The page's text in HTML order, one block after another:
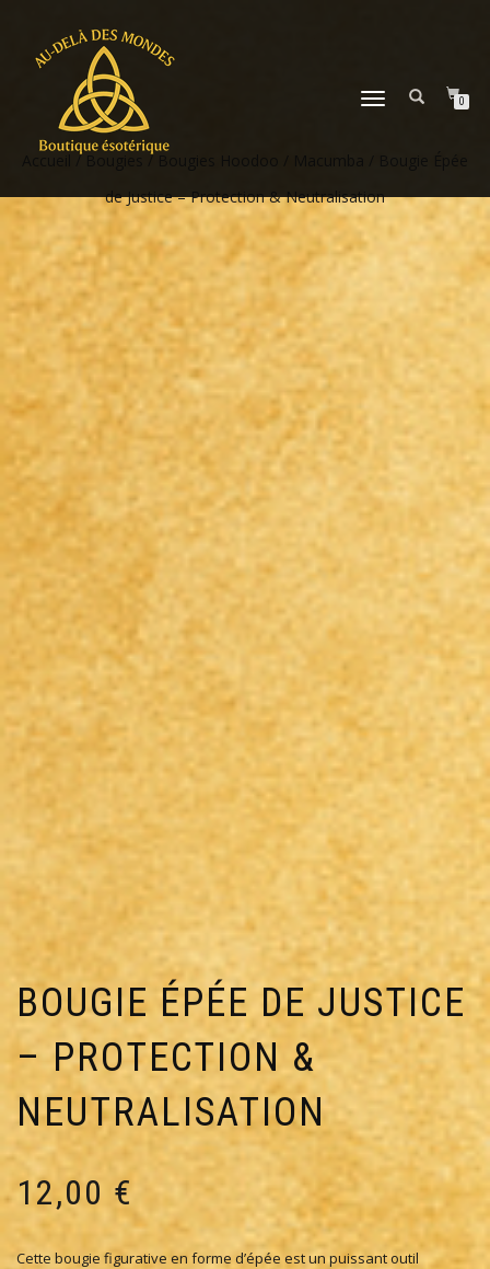
DÉPLIER
0
/ /
de Justice – Protection & Neutralisation
BOUGIE ÉPÉE DE JUSTICE
– PROTECTION &
NEUTRALISATION
12,00 €
Cette bougie figurative en forme d’épée est un puissant outil